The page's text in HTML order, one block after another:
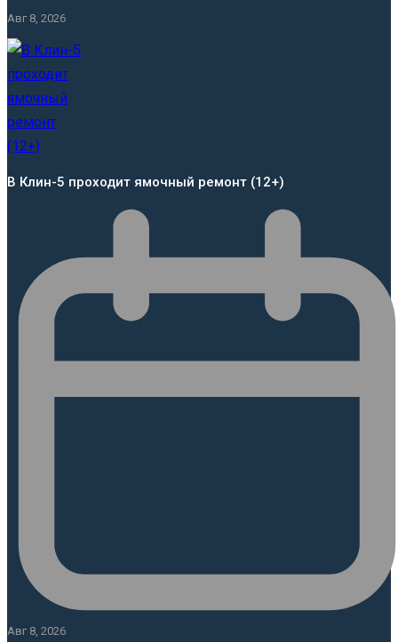
Авг 8, 2026
В Клин-5 проходит ямочный ремонт (12+)
Авг 8, 2026